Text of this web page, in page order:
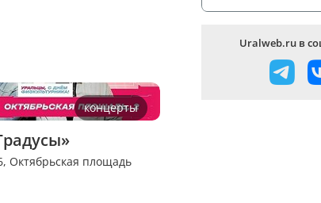
концерты
Октябрьская площадь
Uralweb.ru в